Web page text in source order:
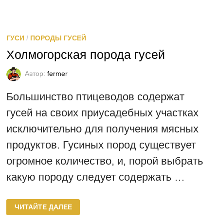
ГУСИ/ ПОРОДЫ ГУСЕЙ
Холмогорская порода гусей
Автор: fermer
Большинство птицеводов содержат
гусей на своих приусадебных участках
исключительно для получения мясных
продуктов. Гусиных пород существует
огромное количество, и, порой выбрать
какую породу следует содержать …
ХОЛМОГОРСКАЯ
ПОРОДА
ГУСЕЙ
ЧИТАЙТЕ ДАЛЕЕ